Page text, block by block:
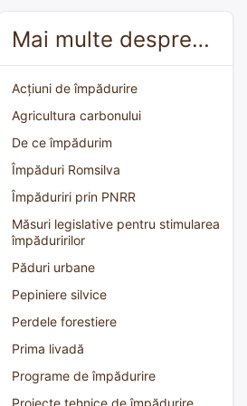
Mai multe despre…
Acțiuni de împădurire
Agricultura carbonului
De ce împădurim
Împăduri Romsilva
Împăduriri prin PNRR
Măsuri legislative pentru stimularea
împăduririlor
Păduri urbane
Pepiniere silvice
Perdele forestiere
Prima livadă
Programe de împădurire
Proiecte tehnice de împădurire